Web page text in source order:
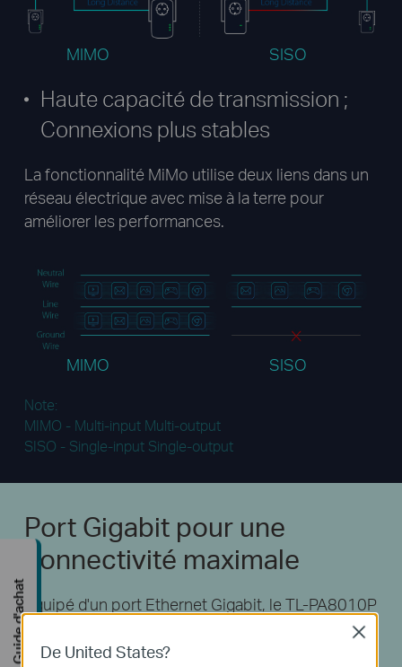
MIMO SISO
Haute capacité de transmission ;
Connexions plus stables
La fonctionnalité MiMo utilise deux liens dans un
réseau électrique avec mise à la terre pour
améliorer les performances.
MIMO SISO
Note:
MIMO - Multi-input Multi-output
SISO - Single-input Single-output
Port Gigabit pour une
connectivité maximale
Equipé d'un port Ethernet Gigabit, le TL-PA8010P
permet aux utilisateurs de connecter un appareil
gourmand en bande passante et de garantir de
De United States?
Close
Guide d'achat